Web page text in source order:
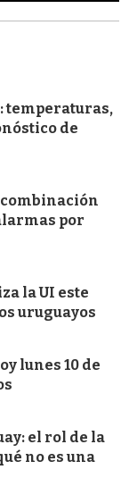
temperaturas,
de
por
la UI este
uruguayos
lunes 10 de
el rol de la
no es una